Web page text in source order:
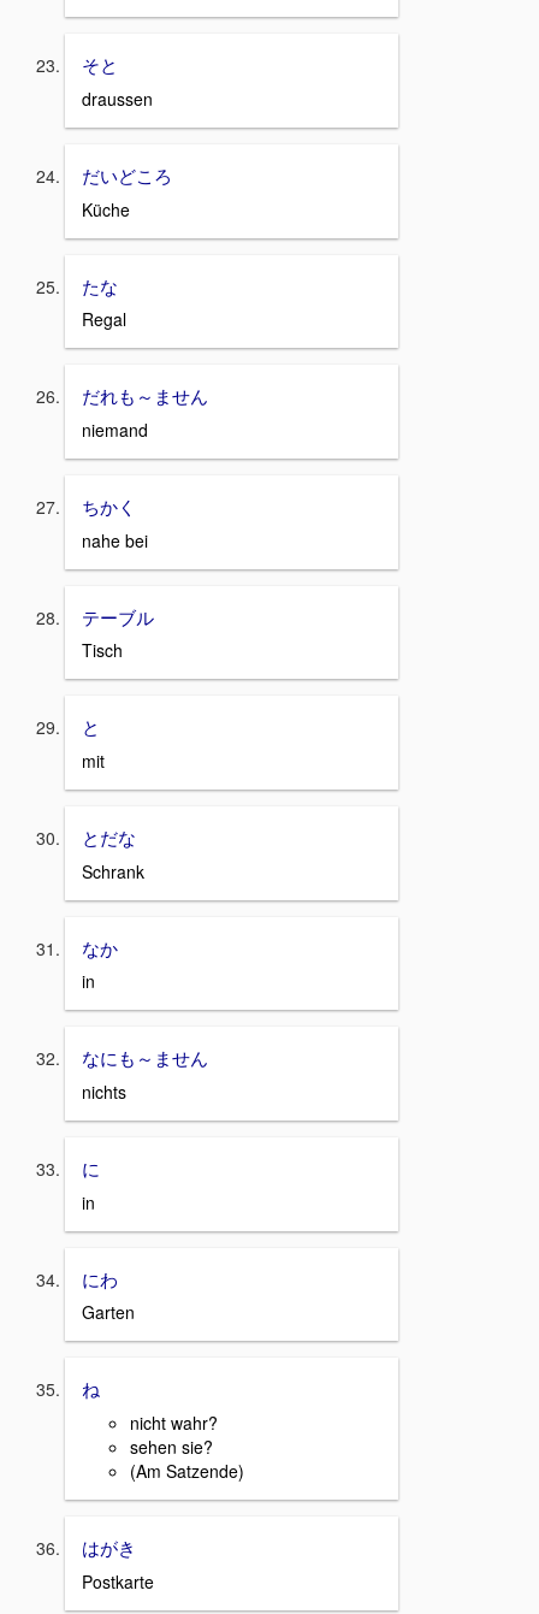
そと
draussen
だいどころ
Küche
たな
Regal
だれも～ません
niemand
ちかく
nahe bei
テーブル
Tisch
と
mit
とだな
Schrank
なか
in
なにも～ません
nichts
に
in
にわ
Garten
ね
nicht wahr?
sehen sie?
(Am Satzende)
はがき
Postkarte